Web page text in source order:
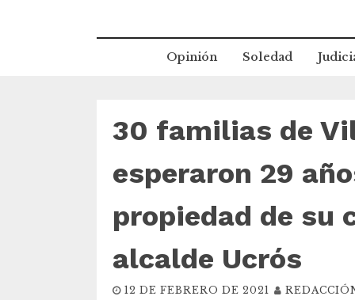
Opinión Soledad
30 familias de
esperaron 29
propiedad de su
alcalde Ucrós
12 DE FEBRERO DE 2021